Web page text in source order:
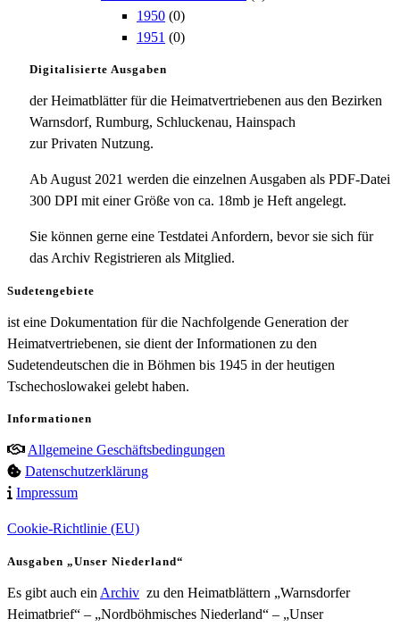
1950 (0)
1951 (0)
Digitalisierte Ausgaben
der Heimatblätter für die Heimatvertriebenen aus den Bezirken
Warnsdorf, Rumburg, Schluckenau, Hainspach
zur Privaten Nutzung.
Ab August 2021 werden die einzelnen Ausgaben als PDF-Datei
300 DPI mit einer Größe von ca. 18mb je Heft angelegt.
Sie können gerne eine Testdatei Anfordern, bevor sie sich für
das Archiv Registrieren als Mitglied.
Sudetengebiete
ist eine Dokumentation für die Nachfolgende Generation der
Heimatvertriebenen, sie dient der Informationen zu den
Sudetendeutschen die in Böhmen bis 1945 in der heutigen
Tschechoslowakei gelebt haben.
Informationen
Allgemeine Geschäftsbedingungen
Datenschutzerklärung
Impressum
Cookie-Richtlinie (EU)
Ausgaben „Unser Niederland“
Es gibt auch ein Archiv zu den Heimatblättern „Warnsdorfer
Heimatbrief“ – „Nordböhmisches Niederland“ – „Unser